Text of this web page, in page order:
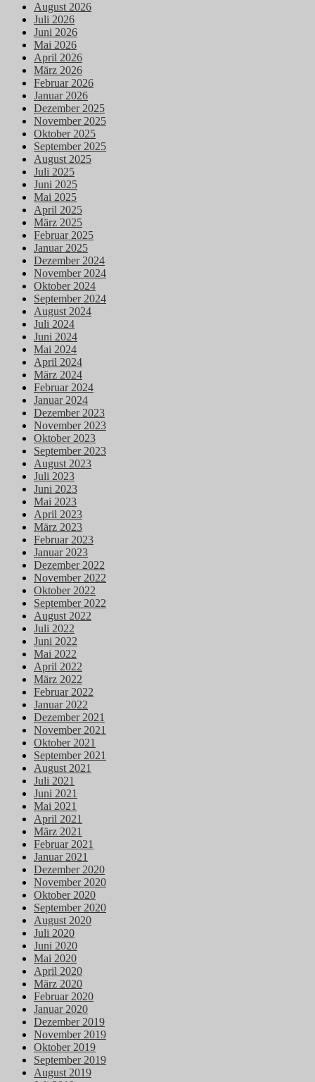
August 2026
Juli 2026
Juni 2026
Mai 2026
April 2026
März 2026
Februar 2026
Januar 2026
Dezember 2025
November 2025
Oktober 2025
September 2025
August 2025
Juli 2025
Juni 2025
Mai 2025
April 2025
März 2025
Februar 2025
Januar 2025
Dezember 2024
November 2024
Oktober 2024
September 2024
August 2024
Juli 2024
Juni 2024
Mai 2024
April 2024
März 2024
Februar 2024
Januar 2024
Dezember 2023
November 2023
Oktober 2023
September 2023
August 2023
Juli 2023
Juni 2023
Mai 2023
April 2023
März 2023
Februar 2023
Januar 2023
Dezember 2022
November 2022
Oktober 2022
September 2022
August 2022
Juli 2022
Juni 2022
Mai 2022
April 2022
März 2022
Februar 2022
Januar 2022
Dezember 2021
November 2021
Oktober 2021
September 2021
August 2021
Juli 2021
Juni 2021
Mai 2021
April 2021
März 2021
Februar 2021
Januar 2021
Dezember 2020
November 2020
Oktober 2020
September 2020
August 2020
Juli 2020
Juni 2020
Mai 2020
April 2020
März 2020
Februar 2020
Januar 2020
Dezember 2019
November 2019
Oktober 2019
September 2019
August 2019